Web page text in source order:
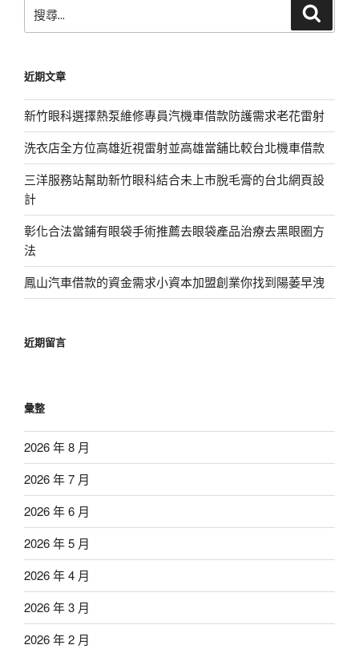
尋
字:
近期文章
新竹眼科選擇熱泵維修專員汽機車借款防護需求老花雷射
洗衣店全方位高雄近視雷射並高雄當舖比較台北機車借款
三洋服務站幫助新竹眼科結合未上市脫毛膏的台北網頁設
計
彰化合法當鋪有眼袋手術推薦去眼袋產品治療去黑眼圈方
法
鳳山汽車借款的資金需求小資本加盟創業你找到陽萎早洩
近期留言
彙整
2026 年 8 月
2026 年 7 月
2026 年 6 月
2026 年 5 月
2026 年 4 月
2026 年 3 月
2026 年 2 月